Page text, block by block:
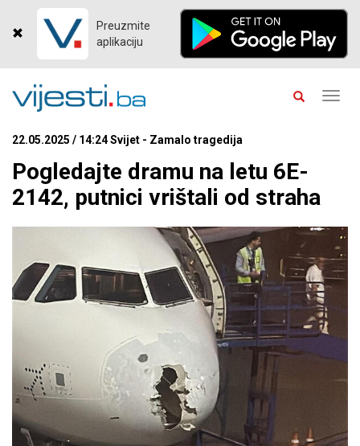
Preuzmite
aplikaciju
22.05.2025 / 14:24 Svijet - Zamalo tragedija
Pogledajte dramu na letu 6E-
2142, putnici vrištali od straha